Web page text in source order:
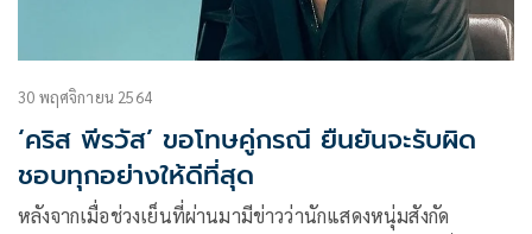
30 พฤศจิกายน 2564
‘คริส พีรวัส’ ขอโทษคู่กรณี ยืนยันจะรับผิด
ชอบทุกอย่างให้ดีที่สุด
หลังจากเมื่อช่วงเย็นที่ผ่านมามีข่าวว่านักแสดงหนุ่มสังกัด